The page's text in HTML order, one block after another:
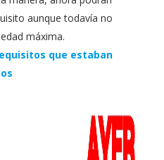
aunque todavía no
máxima.
que estaban